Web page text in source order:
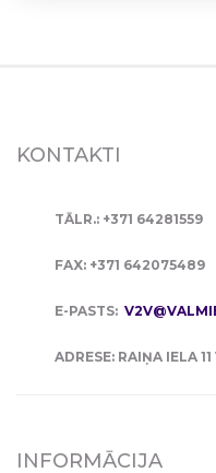
KONTAKTI
TĀLR.: +371 64281559
FAX: +371 642075489
E-PASTS:
ADRESE: RAIŅA IELA
INFORMĀCIJA